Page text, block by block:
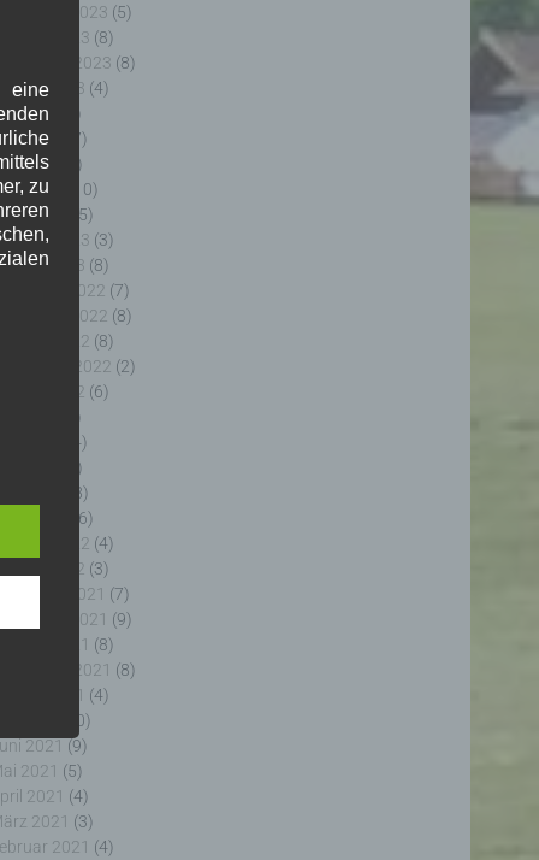
November 2023 (5)
Oktober 2023 (8)
September 2023 (8)
2023 (4)
2023
(8)
2023
(7)
2023
(8)
2023
(10)
2023
(5)
2023 (3)
2023 (8)
Dezember 2022 (7)
November 2022 (8)
Oktober 2022 (8)
September 2022 (2)
August 2022 (6)
(5)
(4)
2022
(5)
(8)
(6)
Februar 2022 (4)
Januar 2022 (3)
Dezember 2021 (7)
November 2021 (9)
Oktober 2021 (8)
September 2021 (8)
August 2021 (4)
(10)
2021 (9)
2021 (5)
2021 (4)
2021 (3)
2021 (4)
eine
zu
der
das